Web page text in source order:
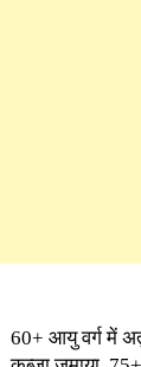
60+ आयु वर्ग में